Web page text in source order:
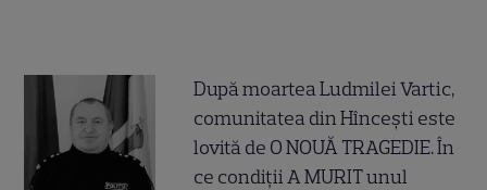
După moartea Ludmilei Vartic,
comunitatea din Hîncești este
lovită de O NOUĂ TRAGEDIE. În
ce condiții A MURIT unul